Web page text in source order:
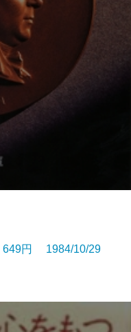
円 1984/10/29